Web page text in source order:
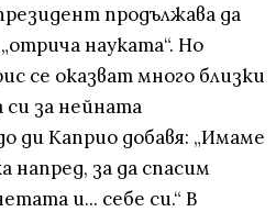
продължава да
науката“. Но
се оказват много близки
си за нейната
ди Каприо добавя: „Имаме
напред, за да спасим
и... себе си.“ В